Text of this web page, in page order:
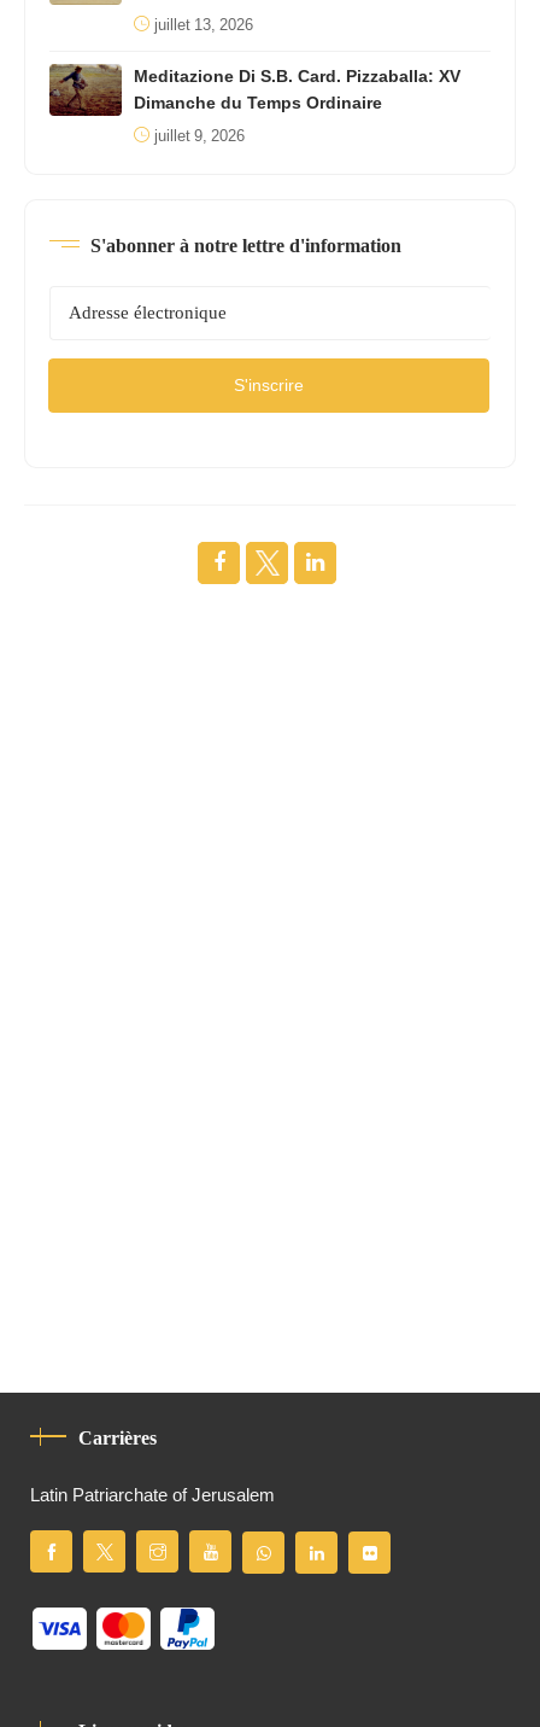
juillet 13, 2026
Meditazione Di S.B. Card. Pizzaballa: XV
Dimanche du Temps Ordinaire
juillet 9, 2026
S'abonner à notre lettre d'information
S'inscrire
Carrières
Latin Patriarchate of Jerusalem